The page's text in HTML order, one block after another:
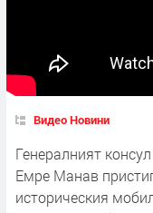
Видео Новини
Генералният
Емре Манав
историческия